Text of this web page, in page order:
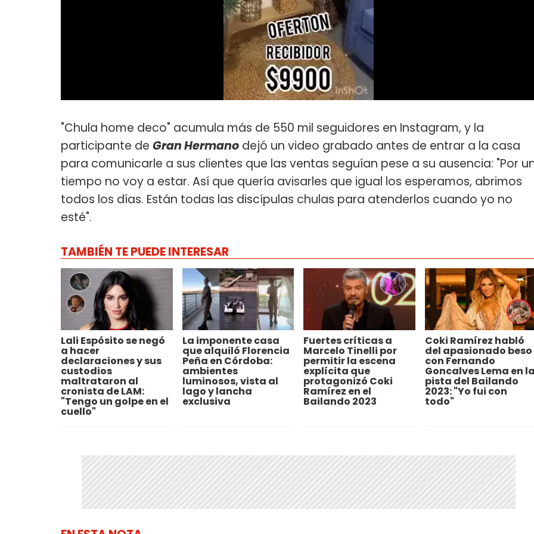
"Chula home deco" acumula más de 550 mil seguidores en Instagram, y la
participante de Gran Hermano dejó un video grabado antes de entrar a la casa
para comunicarle a sus clientes que las ventas seguían pese a su ausencia: "Por
tiempo no voy a estar. Así que quería avisarles que igual los esperamos, abrimos
todos los días. Están todas las discípulas chulas para atenderlos cuando yo no
esté".
TAMBIÉN TE PUEDE INTERESAR
Lali Espósito se negó
a hacer
declaraciones y sus
custodios
maltrataron al
cronista de LAM:
"Tengo un golpe en el
cuello"
La imponente casa
que alquiló Florencia
Peña en Córdoba:
ambientes
luminosos, vista al
lago y lancha
exclusiva
Fuertes críticas a
Marcelo Tinelli por
permitir la escena
explícita que
protagonizó Coki
Ramírez en el
Bailando 2023
Coki Ramírez habló
del apasionado beso
con Fernando
Goncalves Lema en
pista del Bailando
2023: "Yo fui con
todo"